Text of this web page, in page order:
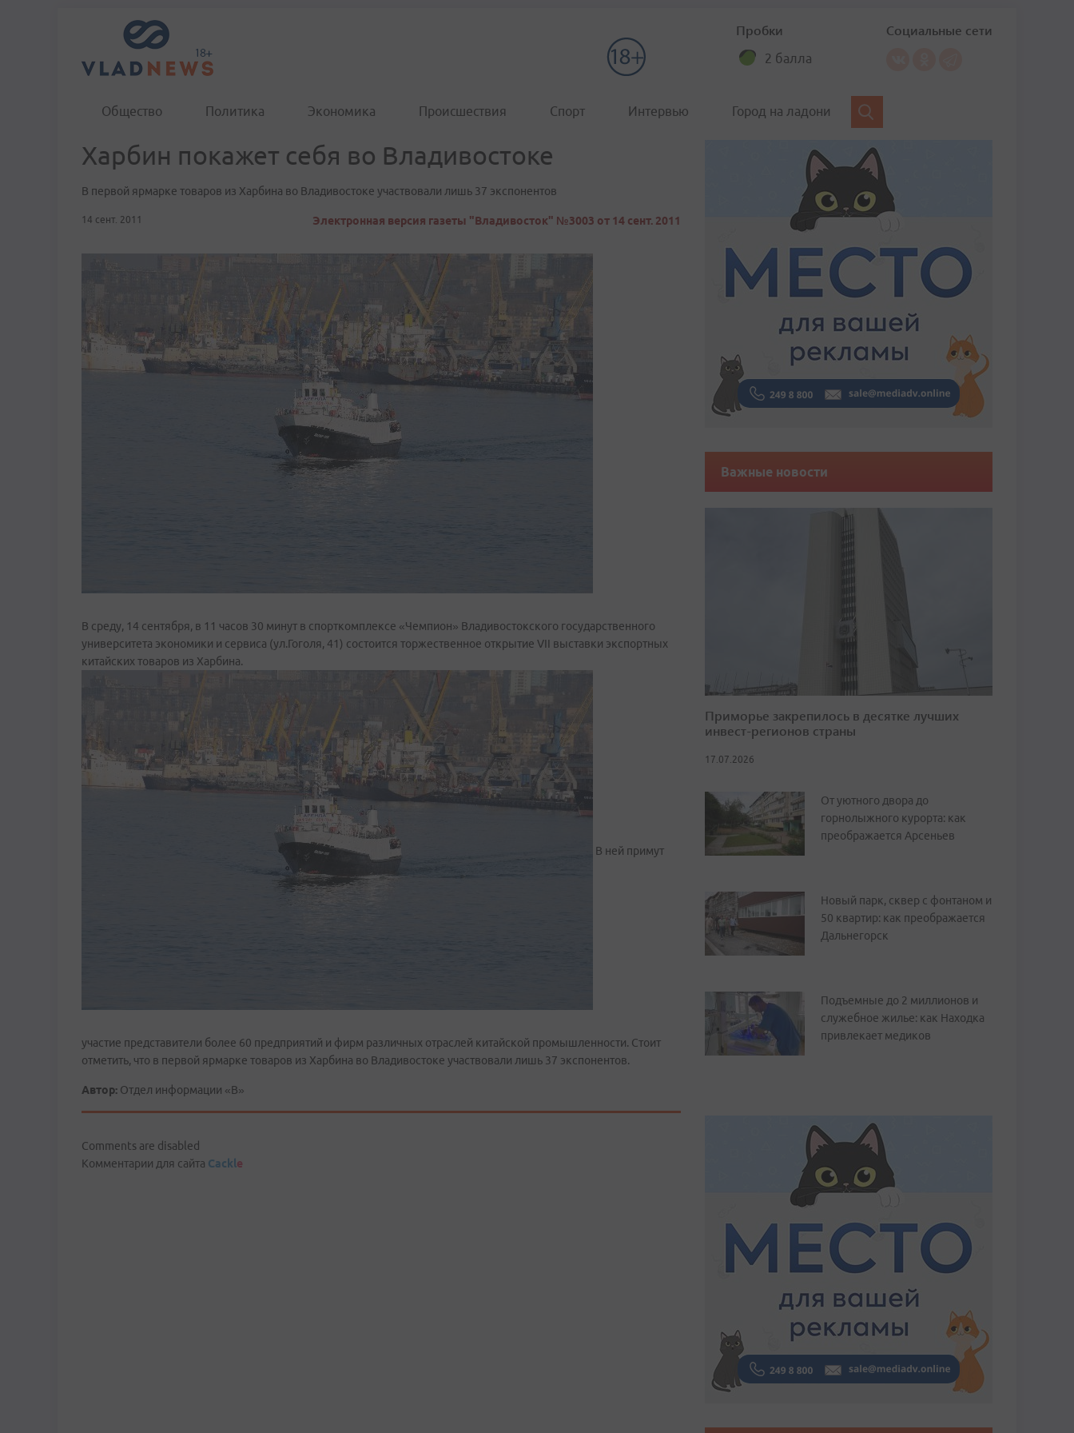
Пробки
2 балла
Социальные сети
Общество Политика Экономика Происшествия Спорт Интервью Город на ладони
Харбин покажет себя во Владивостоке
В первой ярмарке товаров из Харбина во Владивостоке участвовали лишь 37 экспонентов
14 сент. 2011 Электронная версия газеты "Владивосток" №3003 от 14 сент. 2011
В среду, 14 сентября, в 11 часов 30 минут в спорткомплексе «Чемпион» Владивостокского государственного
университета экономики и сервиса (ул.Гоголя, 41) состоится торжественное открытие VII выставки экспортных
китайских товаров из Харбина.
В ней примут
участие представители более 60 предприятий и фирм различных отраслей китайской промышленности. Стоит
отметить, что в первой ярмарке товаров из Харбина во Владивостоке участвовали лишь 37 экспонентов.
Автор: Отдел информации «В»
Comments are disabled
Комментарии для сайта Cackle
Важные новости
Приморье закрепилось в десятке лучших
инвест-регионов страны
17.07.2026
От уютного двора до
горнолыжного курорта: как
преображается Арсеньев
Новый парк, сквер с фонтаном и
50 квартир: как преображается
Дальнегорск
Подъемные до 2 миллионов и
служебное жилье: как Находка
привлекает медиков